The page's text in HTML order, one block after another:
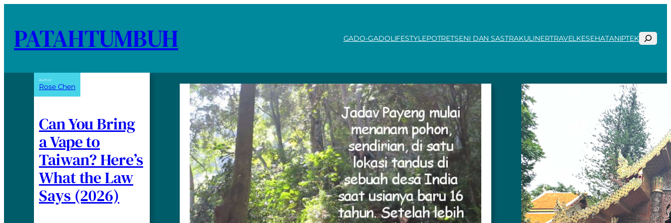
PATAHTUMBUH GADO-GADOLIFESTYLEPOTRETSENI DAN SASTRAKULINERTRAVELKESEHATANIPTEKSearch
Author:
Rose Chen
Can You Bring
a Vape to
Taiwan? Here’s
What the Law
Says (2026)